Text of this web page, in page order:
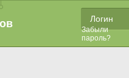
Забыли
пароль?